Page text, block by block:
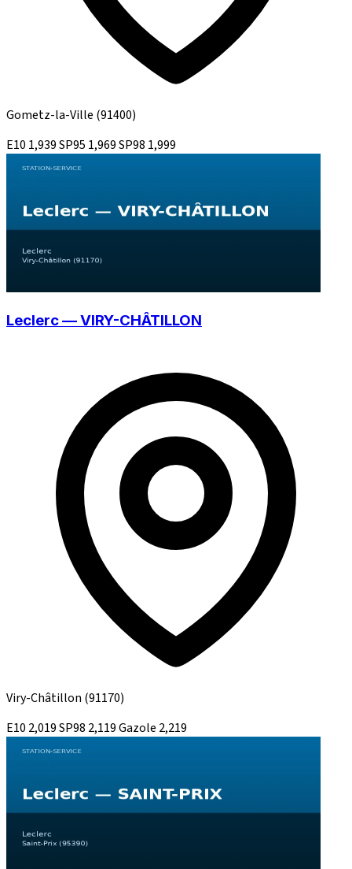
Gometz-la-Ville (91400)
E10 1,939SP95 1,969SP98 1,999
Leclerc — VIRY-CHÂTILLON
Viry-Châtillon (91170)
E10 2,019SP98 2,119Gazole 2,219